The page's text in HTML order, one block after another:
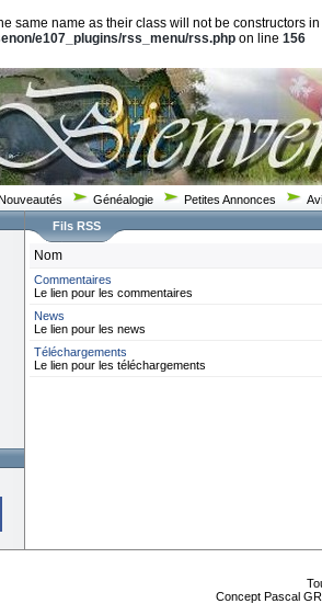
same name as their class will not be constructors
e107_plugins/rss_menu/rss.php on line 156
Généalogie Petites Annonces
Fils RSS
Nom
Commentaires
Le lien pour les commentaires
News
Le lien pour les news
Téléchargements
Le lien pour les téléchargements
Concept Pascal